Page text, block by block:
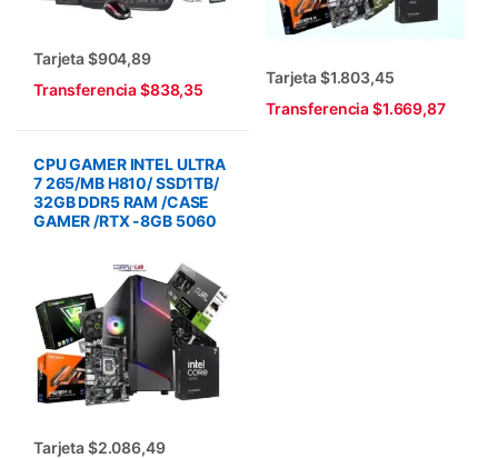
Tarjeta $904,89
Transferencia $838,35
Tarjeta $1.803,45
Transferencia $1.669,87
CPU GAMER INTEL ULTRA
7 265/MB H810/ SSD1TB/
32GB DDR5 RAM /CASE
GAMER /RTX -8GB 5060
Tarjeta $2.086,49